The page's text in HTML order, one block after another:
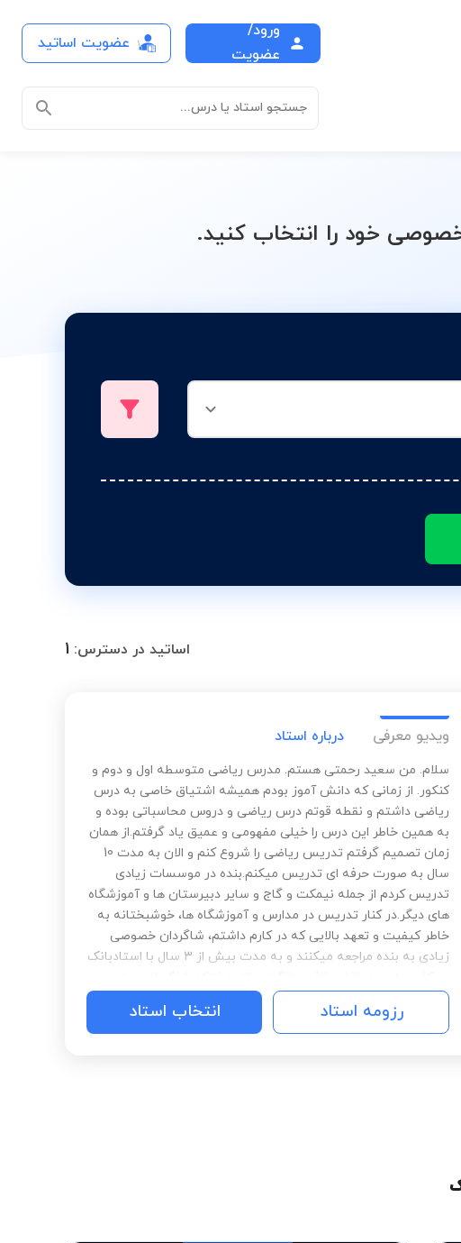
ورود/
عضویت
عضویت اساتید
جستجو استاد یا درس...
خود را انتخاب کنید.
اساتید در دسترس: 1
ویدیو معرفی درباره استاد
سلام. من سعید رحمتی هستم. مدرس ریاضی متوسطه اول و دوم و
کنکور. از زمانی که دانش آموز بودم همیشه اشتیاق خاصی به درس
ریاضی داشتم و نقطه قوتم درس ریاضی و دروس محاسباتی بوده و
به همین خاطر این درس را خیلی مفهومی و عمیق یاد گرفتم.از همان
زمان تصمیم گرفتم تدریس ریاضی را شروع کنم و الان به مدت 10
سال به صورت حرفه ای تدریس میکنم.بنده در موسسات زیادی
تدریس کردم از جمله نیمکت و گاج و سایر دبیرستان ها و آموزشگاه
های دیگر.در کنار تدریس در مدارس و آموزشگاه ها، خوشبختانه به
خاطر کیفیت و تعهد بالایی که در کارم داشتم، شاگردان خصوصی
زیادی به بنده مراجعه میکنند و به مدت بیش از 3 سال با استادبانک
نتیجه را بگیرند، دائما اطلاعاتم را به روز نگه میکنم. تمام منابع و
کتابهای خوب موجود رو بررسی و بهترین نمونه سوالات و نکات رو
آماده کردم تا در اختیار دانش آموزان قرار بدم.تدریسی که دارم با
رزومه استاد انتخاب استاد